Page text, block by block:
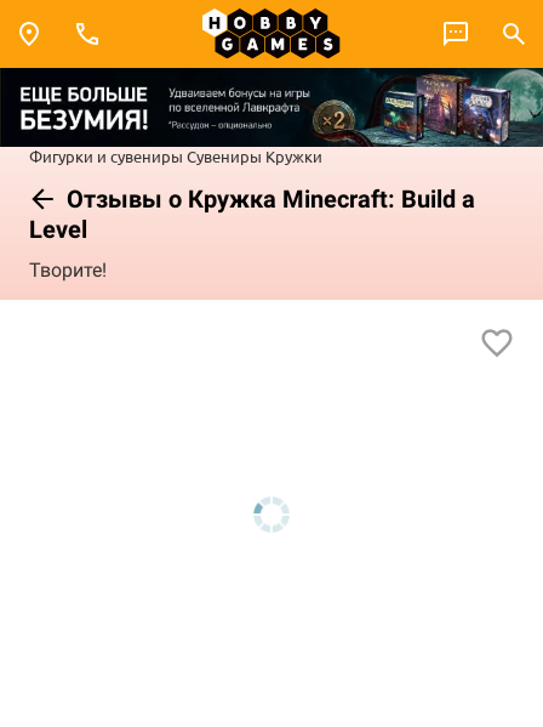
Фигурки и сувениры Сувениры Кружки
Отзывы о Кружка Minecraft: Build a
Level
Творите!